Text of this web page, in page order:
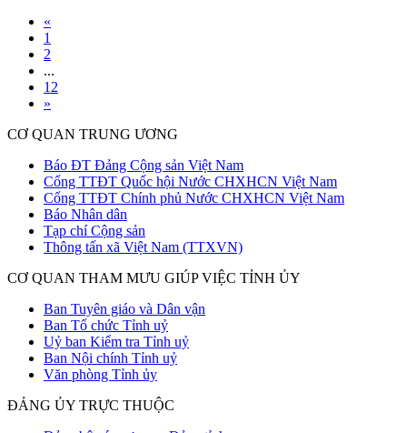
«
1
2
...
12
»
CƠ QUAN TRUNG ƯƠNG
Báo ĐT Đảng Cộng sản Việt Nam
Cổng TTĐT Quốc hội Nước CHXHCN Việt Nam
Cổng TTĐT Chính phủ Nước CHXHCN Việt Nam
Báo Nhân dân
Tạp chí Cộng sản
Thông tấn xã Việt Nam (TTXVN)
CƠ QUAN THAM MƯU GIÚP VIỆC TỈNH ỦY
Ban Tuyên giáo và Dân vận
Ban Tổ chức Tỉnh uỷ
Uỷ ban Kiểm tra Tỉnh uỷ
Ban Nội chính Tỉnh uỷ
Văn phòng Tỉnh ủy
ĐẢNG ỦY TRỰC THUỘC